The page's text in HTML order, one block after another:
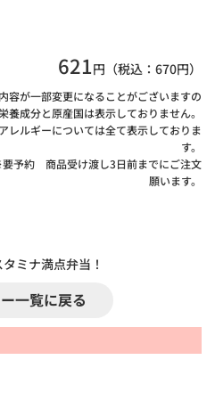
621円（税込： 670円）
容が一部変更になることがございますの
養成分と原産国は表示しておりません。
アレルギーについては全て表示しておりま
す。
予約 商品受け渡し3日前までにご注文
願います。
ミナ満点弁当！
一覧に戻る